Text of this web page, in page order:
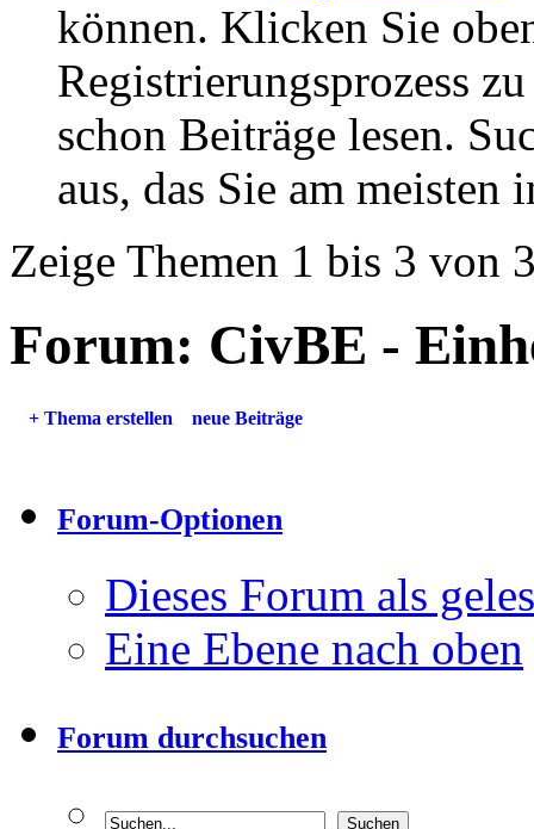
können. Klicken Sie
Registrierungsprozess
schon Beiträge lesen.
aus, das Sie am meisten
Zeige Themen 1 bis 3 von
Forum: CivBE -
+ Thema erstellen neue Beiträge
Forum-Optionen
Dieses Forum als
Eine Ebene nach oben
Forum durchsuchen